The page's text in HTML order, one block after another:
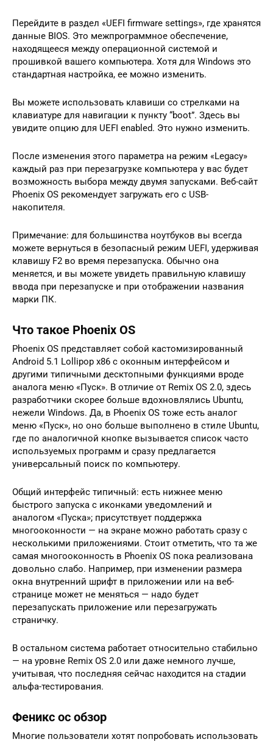
Перейдите в раздел «UEFI firmware settings», где хранятся
данные BIOS. Это межпрограммное обеспечение,
находящееся между операционной системой и
прошивкой вашего компьютера. Хотя для Windows это
стандартная настройка, ее можно изменить.
Вы можете использовать клавиши со стрелками на
клавиатуре для навигации к пункту “boot”. Здесь вы
увидите опцию для UEFI enabled. Это нужно изменить.
После изменения этого параметра на режим «Legacy»
каждый раз при перезагрузке компьютера у вас будет
возможность выбора между двумя запусками. Веб-сайт
Phoenix OS рекомендует загружать его с USB-
накопителя.
Примечание: для большинства ноутбуков вы всегда
можете вернуться в безопасный режим UEFI, удерживая
клавишу F2 во время перезапуска. Обычно она
меняется, и вы можете увидеть правильную клавишу
ввода при перезапуске и при отображении названия
марки ПК.
Что такое Phoenix OS
Phoenix OS представляет собой кастомизированный
Android 5.1 Lollipop x86 с оконным интерфейсом и
другими типичными десктопными функциями вроде
аналога меню «Пуск». В отличие от Remix OS 2.0, здесь
разработчики скорее больше вдохновлялись Ubuntu,
нежели Windows. Да, в Phoenix OS тоже есть аналог
меню «Пуск», но оно больше выполнено в стиле Ubuntu,
где по аналогичной кнопке вызывается список часто
используемых программ и сразу предлагается
универсальный поиск по компьютеру.
Общий интерфейс типичный: есть нижнее меню
быстрого запуска с иконками уведомлений и
аналогом «Пуска»; присутствует поддержка
многооконности — на экране можно работать сразу с
несколькими приложениями. Стоит отметить, что та же
самая многооконность в Phoenix OS пока реализована
довольно слабо. Например, при изменении размера
окна внутренний шрифт в приложении или на веб-
странице может не меняться — надо будет
перезапускать приложение или перезагружать
страничку.
В остальном система работает относительно стабильно
— на уровне Remix OS 2.0 или даже немного лучше,
учитывая, что последняя сейчас находится на стадии
альфа-тестирования.
Феникс ос обзор
Многие пользователи хотят попробовать использовать